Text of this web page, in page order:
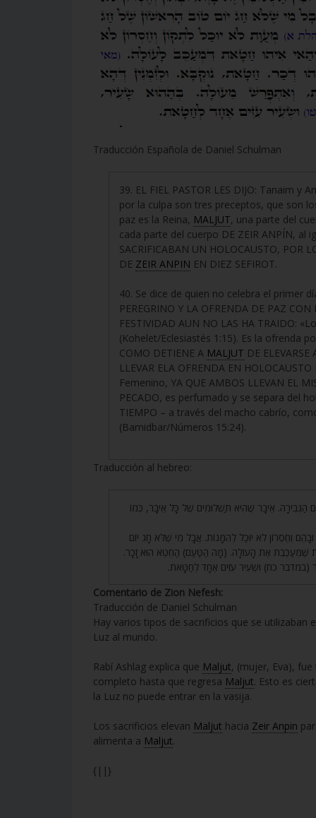
Traducción Española de Daniel Schulman
39. EL FIEL PASTOR LES DIJO: Tanaim
por la culpa son tres preceptos, que son
paz es la Reina, MALJUT, una parte del
cada parte del cuerpo DE ZEIR ANPÍN, al
SACRIFICABAN UN HOLOCAUSTO, POR
DE ZEIR ANPIN EN DIEZ SEFIROT.
40. Se dice de quien no celebra el primer
PEREGRINO Y LA OFRENDA DE PAZ
FESTIVIDAD AUN NO LAS HA TRAIDO:
(Kohelet/Eclesiastés 1:15). Es la ofrenda
COMO DETIENE A MALJUT DE ELEVARSE
LLEVAR ELA OFRENDA EN
Femenino, YA QUE AMBOS LLEVAN EL
PECADO, es perfumado y se separa del
TIEMPO – a través del macho cabrío,
(Bamidbar/Números 15:24).
Traducción al hebreo:
הַגְּבִירָה. אֵיבָר שֶׁהִיא תַּשְׁלוּמִים שֶׁל כָּל אֵיבָר, כְּמוֹ
וְחֶסְרוֹן לֹא יוּכַל לְהִמָּנוֹת. אֲבָל מִי שֶׁלֹּא חָג יוֹם
שֶׁמְּעַכֶּבֶת אֶת הָעוֹלָה. (מָה הַטַּעַם) הַחֵטְא הוּא זָכָר.
כח) וּשְׂעִיר עִזִּים אֶחָד לְחַטָּאת.
Comentario de Zion Nefesh:
Traducción de Daniel Schulman
Hay varios tipos de sacrificios que se
Luz al mundo.
Rabí Ashlag explica que Maljut, (mujer, Eva),
completo hasta que regresa Maljut. Esto es
la Luz no puede entrar en la vasija.
Los sacrificios elevan Maljut hacia Zeir Anpin
alimenta a Maljut.
{||}